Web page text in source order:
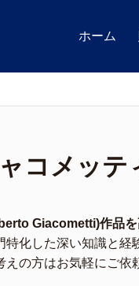
ホーム
コメッテ
Giacometti)作品を
化した深い知識と経
の方はお気軽にご依